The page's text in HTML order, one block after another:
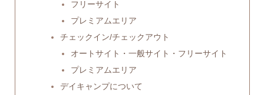
フリーサイト
プレミアムエリア
チェックイン/チェックアウト
オートサイト・一般サイト・フリーサイト
プレミアムエリア
デイキャンプについて